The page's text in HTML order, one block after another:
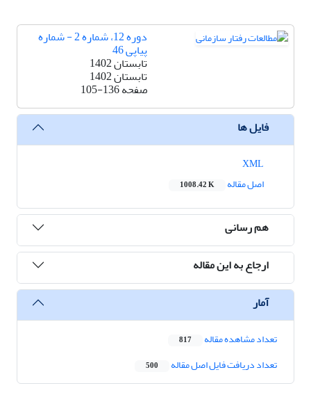
دوره 12، شماره 2 - شماره
پیاپی 46
تابستان 1402
تابستان 1402
صفحه105-136
فایل ها
اصل مقاله
1008.42 K
هم رسانی
ارجاع به این مقاله
آمار
تعداد مشاهده مقاله 817
تعداد دریافت فایل اصل مقاله 500